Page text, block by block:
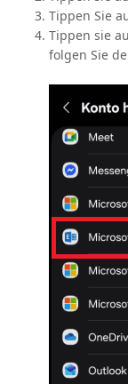
Tippen Sie
Tippen sie
folgen Sie